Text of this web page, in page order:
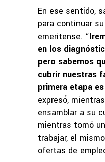
En ese sentido,
para continuar
emeritense. “
en los
pero sabemos
cubrir nuestras
primera etapa
expresó,
ensamblar a su
mientras tomó
trabajar, el
ofertas de